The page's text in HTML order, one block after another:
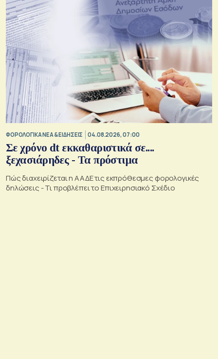
ΦΟΡΟΛΟΓΙΚΑ ΝΕΑ & EΙΔΗΣΕΙΣ 04.08.2026, 07:00
Σε χρόνο dt εκκαθαριστικά σε....
ξεχασιάρηδες - Τα πρόστιμα
Πώς διαχειρίζεται η ΑΑΔΕ τις εκπρόθεσμες φορολογικές
δηλώσεις - Τι προβλέπει το Επιχειρησιακό Σχέδιο